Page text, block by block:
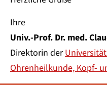
Ihre
Univ.-Prof. Dr. med.
Direktorin der
Ohrenheilkunde, Kopf-